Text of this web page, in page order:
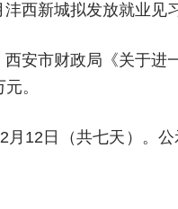
拟发放就业见
安市财政局《关于
。
12日（共七天）。